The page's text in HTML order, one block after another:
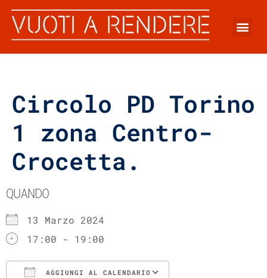
Circolo PD Torino
1 zona Centro-
Crocetta.
QUANDO
13 Marzo 2024
17:00 - 19:00
AGGIUNGI AL CALENDARIO